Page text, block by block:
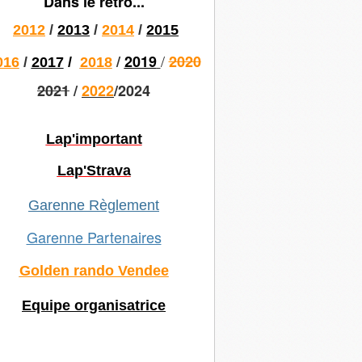
2012 / 2013 / 2014 / 2015
/ 2017/ 2018 / 2019 /2020
2021/2022/2024
Lap'important
Lap'Strava
Garenne Règlement
Garenne Partenaires
Golden rando Vendee
Equipe organisatrice